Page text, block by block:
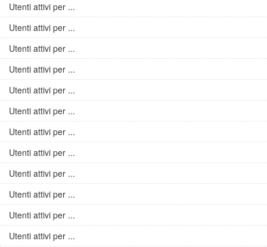
Utenti attivi per ...
Utenti attivi per ...
Utenti attivi per ...
Utenti attivi per ...
Utenti attivi per ...
Utenti attivi per ...
Utenti attivi per ...
Utenti attivi per ...
Utenti attivi per ...
Utenti attivi per ...
Utenti attivi per ...
Utenti attivi per ...